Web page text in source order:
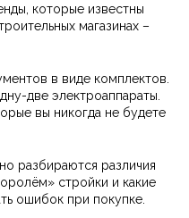
которые известны
магазинах –
в виде комплектов.
две электроаппараты.
вы никогда не будете
разбираются различия
стройки и какие
ошибок при покупке.